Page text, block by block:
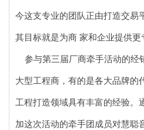
今这支专业的团队正由打造交易
其目标就是为商 家和企业提供更
参与第三届厂商牵手活动的经
大型工程商，有的是各大品牌的
工程打造领域具有丰富的经验。
加这次活动的牵手团成员对慧聪